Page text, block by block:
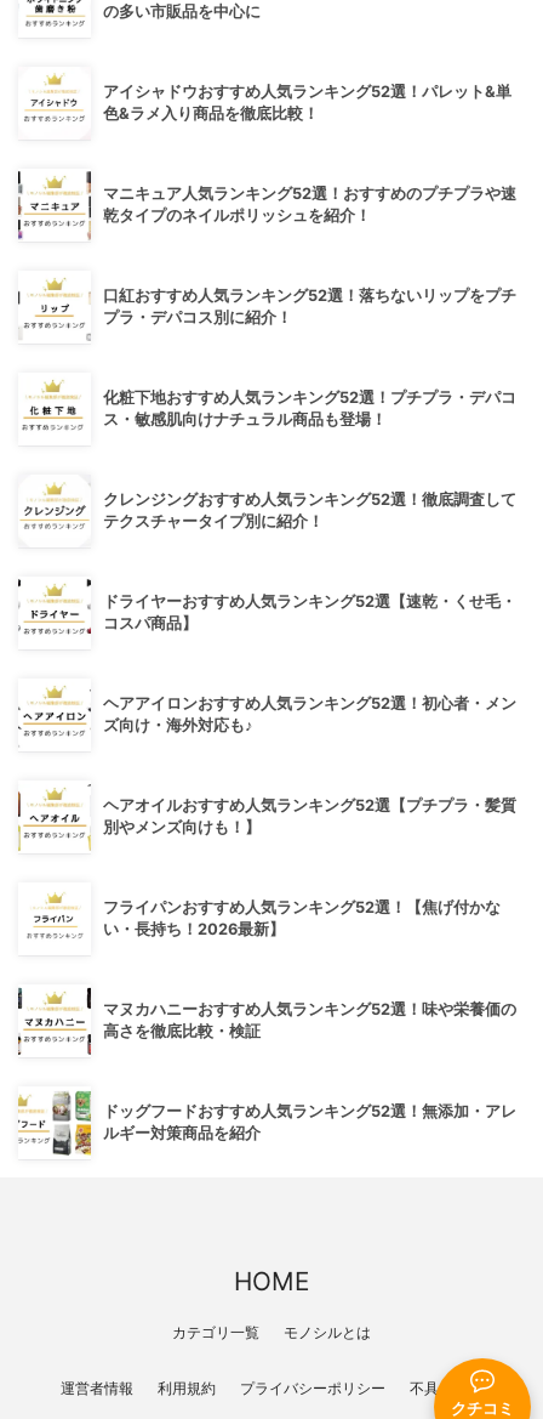
クチコミ
の多い市販品を中心に
アイシャドウおすすめ人気ランキング52選！パレット&単
色&ラメ入り商品を徹底比較！
マニキュア人気ランキング52選！おすすめのプチプラや速
乾タイプのネイルポリッシュを紹介！
口紅おすすめ人気ランキング52選！落ちないリップをプチ
プラ・デパコス別に紹介！
化粧下地おすすめ人気ランキング52選！プチプラ・デパコ
ス・敏感肌向けナチュラル商品も登場！
クレンジングおすすめ人気ランキング52選！徹底調査して
テクスチャータイプ別に紹介！
ドライヤーおすすめ人気ランキング52選【速乾・くせ毛・
コスパ商品】
ヘアアイロンおすすめ人気ランキング52選！初心者・メン
ズ向け・海外対応も♪
ヘアオイルおすすめ人気ランキング52選【プチプラ・髪質
別やメンズ向けも！】
フライパンおすすめ人気ランキング52選！【焦げ付かな
い・長持ち！2026最新】
マヌカハニーおすすめ人気ランキング52選！味や栄養価の
高さを徹底比較・検証
ドッグフードおすすめ人気ランキング52選！無添加・アレ
ルギー対策商品を紹介
HOME
カテゴリ一覧 モノシルとは
運営者情報 利用規約 プライバシーポリシー 不具合報告